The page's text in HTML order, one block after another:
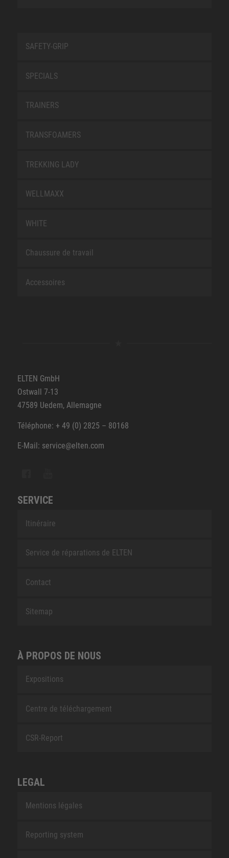
SAFETY-GRIP
SPECIALS
TRAINERS
TRANSFOAMERS
TREKKING LADY
WELLMAXX
WHITE
Chaussure de travail
Accessoires
ELTEN GmbH
Ostwall 7-13
47589 Uedem, Allemagne
Téléphone: + 49 (0) 2825 – 80168
E-Mail: service@elten.com
SERVICE
Itinéraire
Service de réparations de ELTEN
Contact
Sitemap
À PROPOS DE NOUS
Expositions
Centre de téléchargement
CSR-Report
LEGAL
Mentions légales
Reporting system